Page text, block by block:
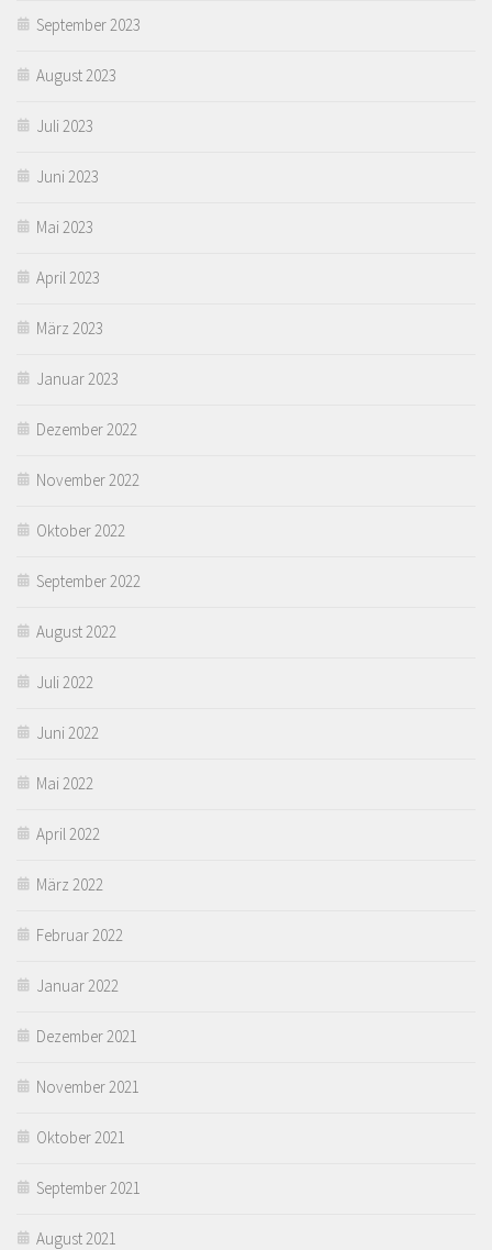
September 2023
August 2023
Juli 2023
Juni 2023
Mai 2023
April 2023
März 2023
Januar 2023
Dezember 2022
November 2022
Oktober 2022
September 2022
August 2022
Juli 2022
Juni 2022
Mai 2022
April 2022
März 2022
Februar 2022
Januar 2022
Dezember 2021
November 2021
Oktober 2021
September 2021
August 2021